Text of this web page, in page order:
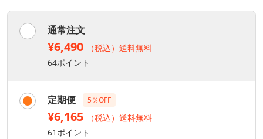
通常注文
¥6,490
（税込）送料無料
64ポイント
定期便 5％OFF
¥6,165
（税込）送料無料
61ポイント